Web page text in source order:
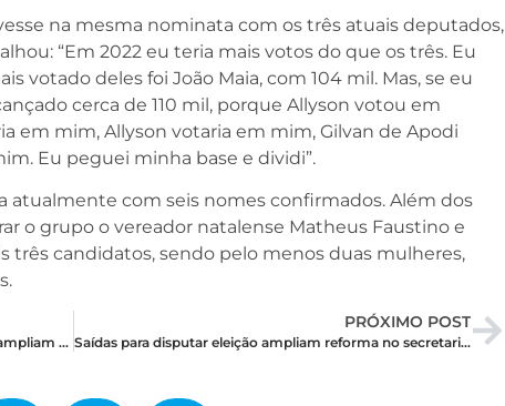
na mesma nominata com os três atuais deputados,
“Em 2022 eu teria mais votos do que os três. Eu
votado deles foi João Maia, com 104 mil. Mas, se eu
cerca de 110 mil, porque Allyson votou em
em mim, Allyson votaria em mim, Gilvan de Apodi
Eu peguei minha base e dividi”.
atualmente com seis nomes confirmados. Além dos
o grupo o vereador natalense Matheus Faustino e
três candidatos, sendo pelo menos duas mulheres,
Números divergentes e pesquisas que sumiram ampliam dúvidas no RN
PRÓXIMO POST
Saídas para disputar eleição ampliam reforma no secretariado de Fátima e mais três devem sair